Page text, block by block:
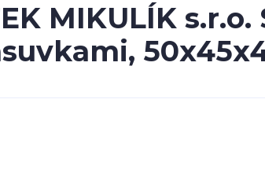
MIKULÍK